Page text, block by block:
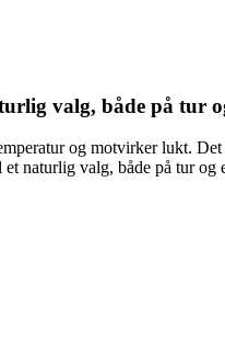
valg, både på tur
og motvirker lukt.
naturlig valg, både på tur og